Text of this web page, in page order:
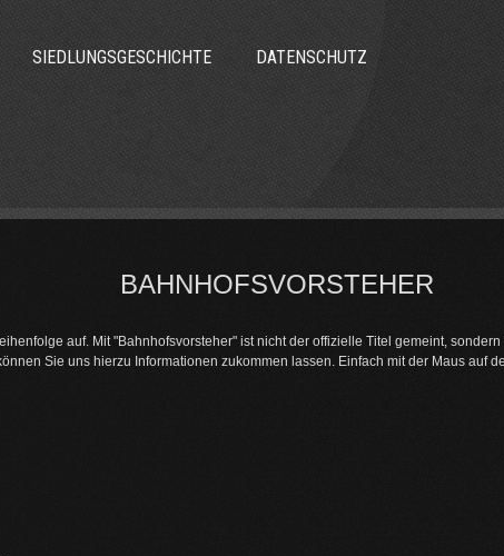
SIEDLUNGSGESCHICHTE DATENSCHUTZ
BAHNHOFSVORSTEHER
auf. Mit "Bahnhofsvorsteher" ist nicht der offizielle Titel gemeint,
Sie uns hierzu Informationen zukommen lassen. Einfach mit der Maus auf